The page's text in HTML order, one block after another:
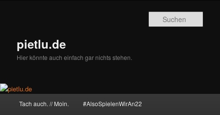
pietlu.de
Hier könnte auch einfach gar nichts stehen.
Tach auch. // Moin. #AlsoSpielenWirAn22